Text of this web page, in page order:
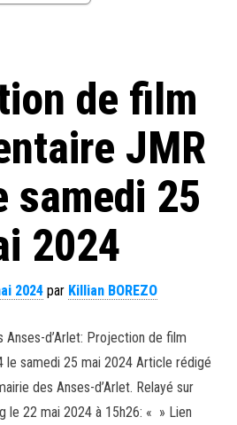
de film
JMR
samedi 25
2024
2024par Killian BOREZO
Anses-d’Arlet: Projection de film
le samedi 25 mai 2024 Article rédigé
des Anses-d’Arlet. Relayé sur
le 22 mai 2024 à 15h26: « » Lien